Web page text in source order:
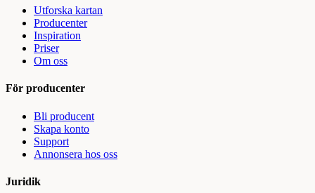
Utforska kartan
Producenter
Inspiration
Priser
Om oss
För producenter
Bli producent
Skapa konto
Support
Annonsera hos oss
Juridik